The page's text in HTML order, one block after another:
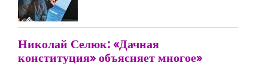
Николай Селюк: «Дачная
конституция» объясняет многое»